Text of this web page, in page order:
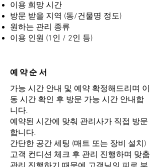
이용 희망 시간
방문 받을 지역 (동/건물명 정도)
원하는 관리 종류
이용 인원 (1인 / 2인 등)
예약순서
가능 시간 안내 및 예약 확정해드리며 이
동 시간 확인 후 방문 가능 시간 안내합
니다.
예약된 시간에 맞춰 관리사가 직접 방문
합니다.
간단한 공간 세팅 (매트 또는 장비 설치)
고객 컨디션 체크 후 관리 진행하며 맞춤